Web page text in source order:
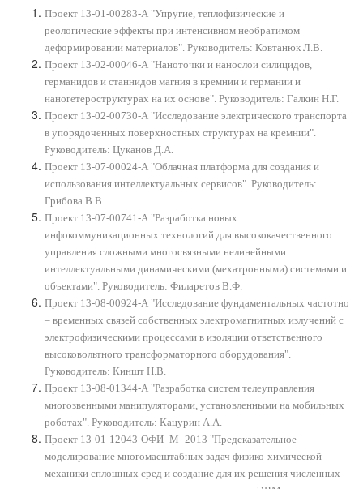
Проект 13-01-00283-А "Упругие, теплофизические и
реологические эффекты при интенсивном необратимом
деформировании материалов". Руководитель: Ковтанюк Л.В.
Проект 13-02-00046-А "Наноточки и нанослои силицидов,
германидов и станнидов магния в кремнии и германии и
наногетероструктурах на их основе". Руководитель: Галкин Н.Г.
Проект 13-02-00730-А "Исследование электрического транспорта
в упорядоченных поверхностных структурах на кремнии".
Руководитель: Цуканов Д.А.
Проект 13-07-00024-А "Облачная платформа для создания и
использования интеллектуальных сервисов". Руководитель:
Грибова В.В.
Проект 13-07-00741-А "Разработка новых
инфокоммуникационных технологий для высококачественного
управления сложными многосвязными нелинейными
интеллектуальными динамическими (мехатронными) системами и
объектами". Руководитель: Филаретов В.Ф.
Проект 13-08-00924-А "Исследование фундаментальных частотно
– временных связей собственных электромагнитных излучений с
электрофизическими процессами в изоляции ответственного
высоковольтного трансформаторного оборудования".
Руководитель: Киншт Н.В.
Проект 13-08-01344-А "Разработка систем телеуправления
многозвенными манипуляторами, установленными на мобильных
роботах". Руководитель: Кацурин А.А.
Проект 13-01-12043-ОФИ_М_2013 "Предсказательное
моделирование многомасштабных задач физико-химической
механики сплошных сред и создание для их решения численных